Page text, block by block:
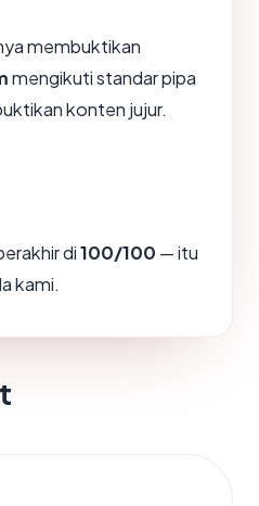
membuktikan
mengikuti standar pipa
konten jujur.
di100/100 — itu
kami.